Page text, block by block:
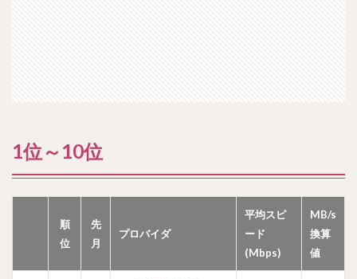
1位～10位
順
位
先
月
プロバイダ
平均スピ
ード
(Mbps)
MB/s
換算
値